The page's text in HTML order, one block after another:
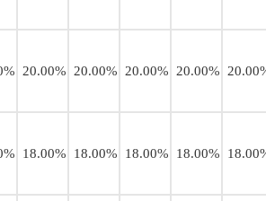
20.00% 20.00% 20.00% 20.00%
18.00% 18.00% 18.00% 18.00%